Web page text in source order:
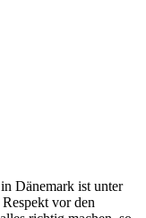
Dänemark ist unter
vor den